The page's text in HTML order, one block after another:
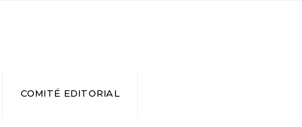
COMITÉ EDITORIAL